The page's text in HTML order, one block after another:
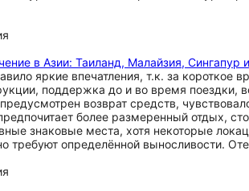
в Азии: Таиланд, Малайзия, Сингапур
яркие впечатления, т.к. за короткое
поддержка до и во время поездки,
возврат средств,
более размеренный отдых,
знаковые места, хотя некоторые
требуют определённой выносливости.